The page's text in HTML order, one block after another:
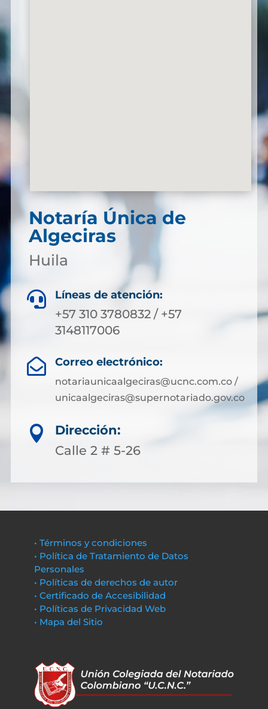
Notaría Única de
Algeciras
Huila
 Líneas de atención:
+57 310 3780832 / +57
3148117006
 Correo electrónico:
notariaunicaalgeciras@ucnc.com.co /
unicaalgeciras@supernotariado.gov.co

Dirección:
Calle 2 # 5-26
• Términos y condiciones
• Política de Tratamiento de Datos
Personales
• Políticas de derechos de autor
• Certificado de Accesibilidad
• Políticas de Privacidad Web
• Mapa del Sitio